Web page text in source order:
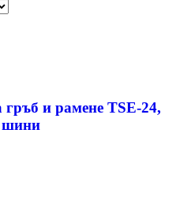
и рамене TSE-24,
шини